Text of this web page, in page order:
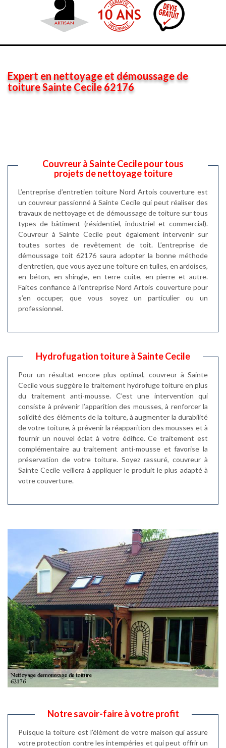
Expert en nettoyage et démoussage de
toiture Sainte Cecile 62176
Couvreur à Sainte Cecile pour tous
projets de nettoyage toiture
L’entreprise d’entretien toiture Nord Artois couverture est
un couvreur passionné à Sainte Cecile qui peut réaliser des
travaux de nettoyage et de démoussage de toiture sur tous
types de bâtiment (résidentiel, industriel et commercial).
Couvreur à Sainte Cecile peut également intervenir sur
toutes sortes de revêtement de toit. L’entreprise de
démoussage toit 62176 saura adopter la bonne méthode
d’entretien, que vous ayez une toiture en tuiles, en ardoises,
en béton, en shingle, en terre cuite, en pierre et autre.
Faites confiance à l’entreprise Nord Artois couverture pour
s’en occuper, que vous soyez un particulier ou un
professionnel.
Hydrofugation toiture à Sainte Cecile
Pour un résultat encore plus optimal, couvreur à Sainte
Cecile vous suggère le traitement hydrofuge toiture en plus
du traitement anti-mousse. C’est une intervention qui
consiste à prévenir l’apparition des mousses, à renforcer la
solidité des éléments de la toiture, à augmenter la durabilité
de votre toiture, à prévenir la réapparition des mousses et à
fournir un nouvel éclat à votre édifice. Ce traitement est
complémentaire au traitement anti-mousse et favorise la
préservation de votre toiture. Soyez rassuré, couvreur à
Sainte Cecile veillera à appliquer le produit le plus adapté à
votre couverture.
Notre savoir-faire à votre profit
Puisque la toiture est l’élément de votre maison qui assure
votre protection contre les intempéries et qui peut offrir un